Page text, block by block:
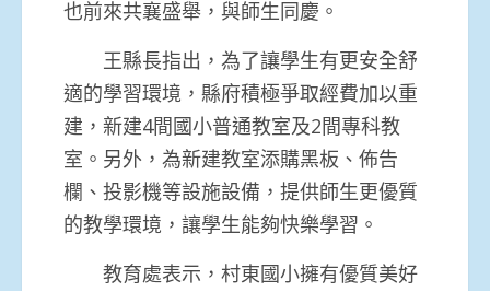
也前來共襄盛舉，與師生同慶。
王縣長指出，為了讓學生有更安全舒
適的學習環境，縣府積極爭取經費加以重
建，新建4間國小普通教室及2間專科教
室。另外，為新建教室添購黑板、佈告
欄、投影機等設施設備，提供師生更優質
的教學環境，讓學生能夠快樂學習。
教育處表示，村東國小擁有優質美好